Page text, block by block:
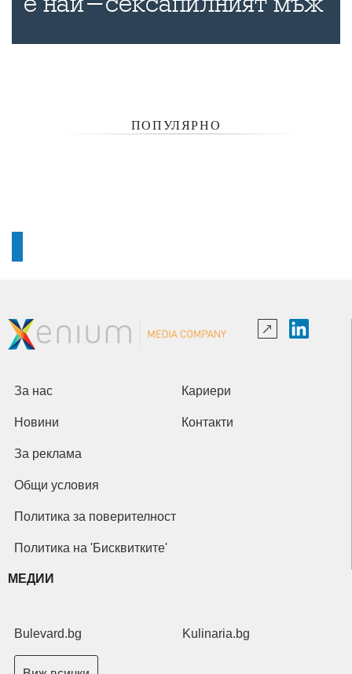
ПОПУЛЯРНО
За нас Кариери
Новини Контакти
За реклама
Общи условия
Политика за поверителност
Политика на 'Бисквитките'
МЕДИИ
Bulevard.bg Kulinaria.bg